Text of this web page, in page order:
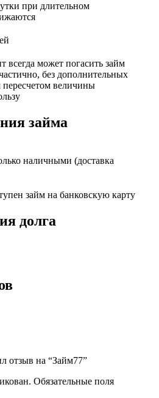
при длительном
всегда может погасить займ
без дополнительных
величины
займа
наличными (доставка
займ на банковскую карту
долга
отзыв на “Займ77”
Обязательные поля